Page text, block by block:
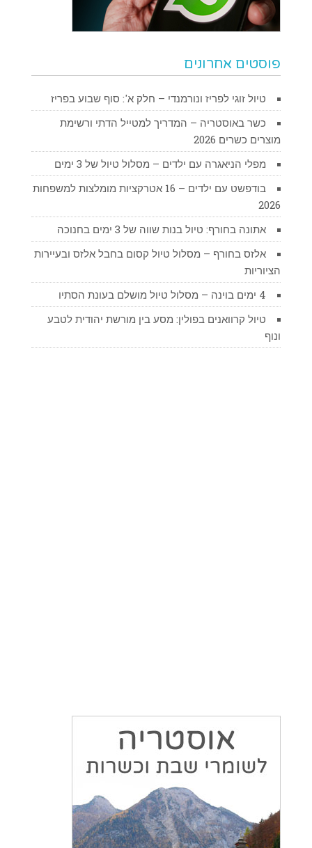
פוסטים אחרונים
טיול זוגי לפריז ונורמנדי – חלק א': סוף שבוע בפריז
כשר באוסטריה – המדריך למטייל הדתי ורשימת
מוצרים כשרים 2026
מפלי הניאגרה עם ילדים – מסלול טיול של 3 ימים
בודפשט עם ילדים – 16 אטרקציות מומלצות למשפחות
2026
אתונה בחורף: טיול בנות שווה של 3 ימים בחנוכה
אלזס בחורף – מסלול טיול קסום בחבל אלזס ובעיירות
הציוריות
4 ימים בוינה – מסלול טיול מושלם בעונת הסתיו
טיול קרוואנים בפולין: מסע בין מורשת יהודית לטבע
ונוף